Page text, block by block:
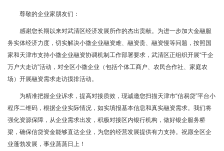
尊敬的企业家朋友们：
感谢您长期以来对武清区经济发展所作的杰出贡献。为进一步加大金融服
务实体经济力度，切实解决小微企业融资难、融资贵、融资慢等问题，按照国
家和天津市支持小微企业融资协调机制工作部署要求，武清区正组织开展“千企
万户大走访”活动，对全区小微企业（包括个体工商户、农民合作社、家庭农
场）开展融资需求走访摸排活动。
为精准把握企业诉求，提高对接质效，现诚邀您扫描天津市“信易贷”平台小
程序二维码，根据企业实际情况，如实填报基本信息和真实融资需求。我们将
强化资源保障，从企业需求出发，积极对接区内银行机构，做好银企服务桥
梁，确保信贷资金能够直达企业，为您的经营发展提供有力支持。祝愿全区企
业蓬勃发展，事业蒸蒸日上！